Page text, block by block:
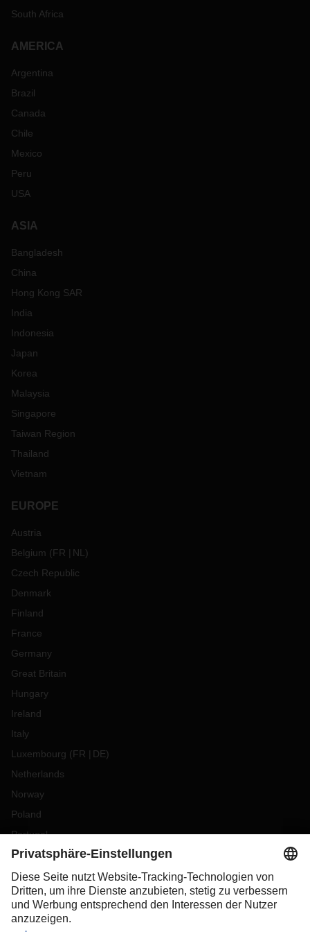
South Africa
AMERICA
Argentina
Brazil
Canada
Chile
Mexico
Peru
USA
ASIA
Bangladesh
China
Hong Kong SAR
India
Indonesia
Japan
Korea
Malaysia
Singapore
Taiwan Region
Thailand
Vietnam
EUROPE
Austria
Belgium (FR NL )
Czech Republic
Denmark
Finland
France
Germany
Great Britain
Hungary
Ireland
Italy
Luxembourg (FR DE)
Netherlands
Norway
Poland
Portugal
Romania
Slovakia
Spain
Sweden